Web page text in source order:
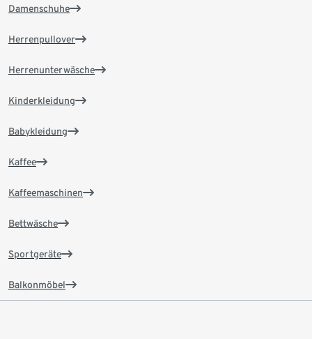
Damenschuhe
Herrenpullover
Herrenunterwäsche
Kinderkleidung
Babykleidung
Kaffee
Kaffeemaschinen
Bettwäsche
Sportgeräte
Balkonmöbel